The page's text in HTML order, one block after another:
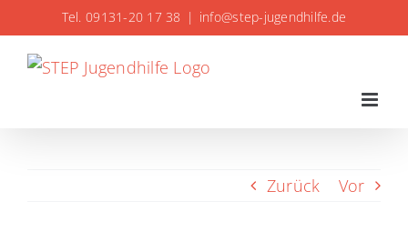
Inhalt
springen
Tel. 09131-20 17 38 | info@step-jugendhilfe.de
Zurück Vor